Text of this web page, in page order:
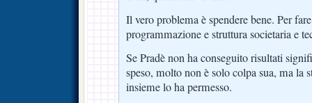
Il vero problema è spendere bene. Per
programmazione e struttura societaria e
Se Pradè non ha conseguito risultati
speso, molto non è solo colpa sua, ma la
insieme lo ha permesso.